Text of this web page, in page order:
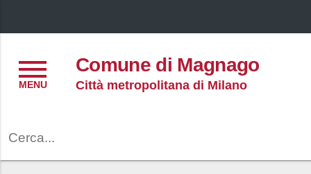
Comune di Magnago
Città metropolitana di Milano